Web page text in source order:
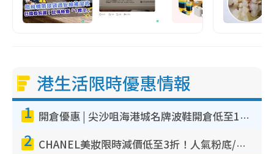
港生活限時優惠情報
1 開倉優惠 | 尖沙咀海港城名牌波鞋開倉低至1折！On鞋$899起／Joy&Peace鞋履$98起
2 CHANEL美妝限時減價低至3折！人氣粉底/唇膏/精華液低至$275！COCO香水都有平